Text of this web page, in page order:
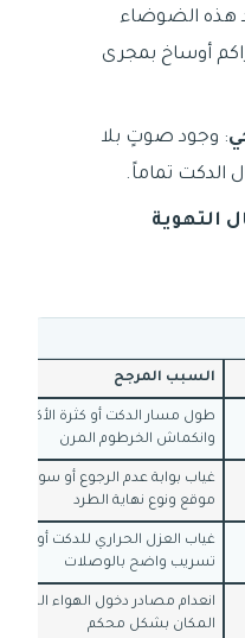
هذه الضوضاء
أوساخ بمجرى
: وجود صوتٍ بلا
الدكت تماماً.
التهوية
السبب المرجح
طول مسار الدكت أو كثرة الأكواع
وانكماش الخرطوم المرن
غياب بوابة عدم الرجوع أو سوء
موقع ونوع نهاية الطرد
غياب العزل الحراري للدكت أو وجود
تسريب واضح بالوصلات
انعدام مصادر دخول الهواء البديل
المكان بشكل محكم